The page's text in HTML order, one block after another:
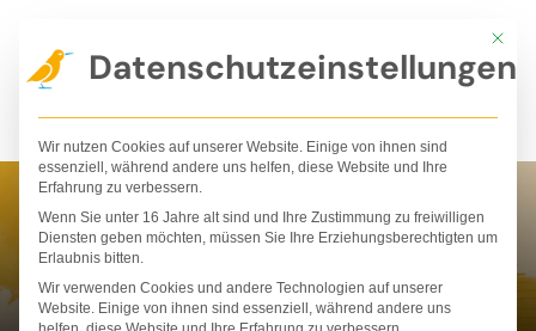
Inhalt
springen
Iris Fedrizzi
Mit
Datenschutzeinstellungen
Wir nutzen Cookies auf unserer Website. Einige von ihnen sind
essenziell, während andere uns helfen, diese Website und Ihre
Erfahrung zu verbessern.
Wenn Sie unter 16 Jahre alt sind und Ihre Zustimmung zu freiwilligen
Diensten geben möchten, müssen Sie Ihre Erziehungsberechtigten um
Erlaubnis bitten.
Wir verwenden Cookies und andere Technologien auf unserer
Website. Einige von ihnen sind essenziell, während andere uns